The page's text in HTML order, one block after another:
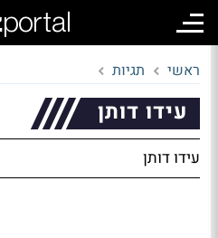
ראשי תגיות
עידו דותן
עידו דותן